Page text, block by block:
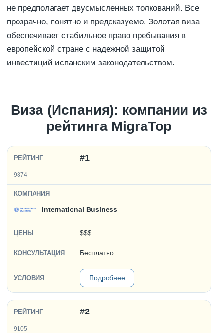
не предполагает двусмысленных толкований. Все
прозрачно, понятно и предсказуемо. Золотая виза
обеспечивает стабильное право пребывания в
европейской стране с надежной защитой
инвестиций испанским законодательством.
Виза (Испания): компании из
рейтинга MigraTop
#1
9874
International Business
$$$
Бесплатно
Подробнее
#2
9105